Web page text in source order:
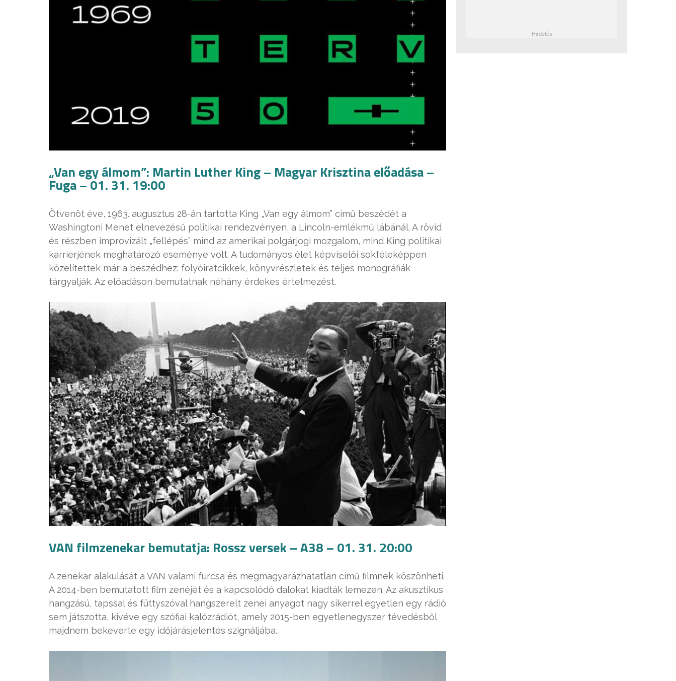
„Van egy álmom”: Martin Luther King – Magyar Krisztina előadása –
Fuga – 01. 31. 19:00
Ötvenöt éve, 1963. augusztus 28-án tartotta King „Van egy álmom” című beszédét a
Washingtoni Menet elnevezésű politikai rendezvényen, a Lincoln-emlékmű lábánál. A rövid
és részben improvizált „fellépés” mind az amerikai polgárjogi mozgalom, mind King politikai
karrierjének meghatározó eseménye volt. A tudományos élet képviselői sokféleképpen
közelítettek már a beszédhez: folyóiratcikkek, könyvrészletek és teljes monográfiák
tárgyalják. Az előadáson bemutatnak néhány érdekes értelmezést.
VAN filmzenekar bemutatja: Rossz versek – A38 – 01. 31. 20:00
A zenekar alakulását a VAN valami furcsa és megmagyarázhatatlan című filmnek köszönheti.
A 2014-ben bemutatott film zenéjét és a kapcsolódó dalokat kiadták lemezen. Az akusztikus
hangzású, tapssal és füttyszóval hangszerelt zenei anyagot nagy sikerrel egyetlen egy rádió
sem játszotta, kivéve egy szófiai kalózrádiót, amely 2015-ben egyetlenegyszer tévedésből
majdnem bekeverte egy időjárásjelentés szignáljába.